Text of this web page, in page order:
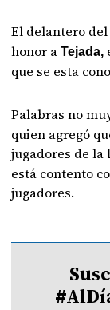
El delantero del
honor a Tejada,
que se esta
Palabras no
quien agregó
jugadores de la
está contento
jugadores.